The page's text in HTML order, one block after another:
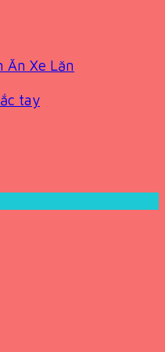
Ăn Xe Lăn
tay